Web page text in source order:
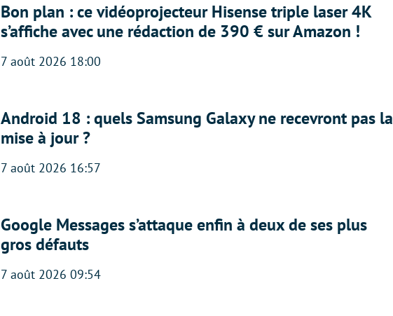
Bon plan : ce vidéoprojecteur Hisense triple laser 4K
s’affiche avec une rédaction de 390 € sur Amazon !
7 août 2026 18:00
Android 18 : quels Samsung Galaxy ne recevront pas la
mise à jour ?
7 août 2026 16:57
Google Messages s’attaque enfin à deux de ses plus
gros défauts
7 août 2026 09:54